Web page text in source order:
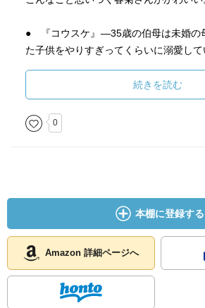
● 『コウスケ』―35歳の伯母は未婚の
た子供をやりすぎってくらいに溺愛して
びっくりしました。なんなのこれ…！ｗ
この衝撃で、収録作品のほかのが霞
た。
続きを読む
0
本棚に登録する
Amazon 詳細ページへ